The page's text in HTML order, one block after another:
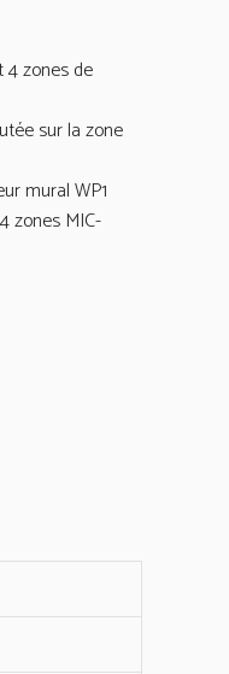
zones de
sur la zone
mural WP1
zones MIC-